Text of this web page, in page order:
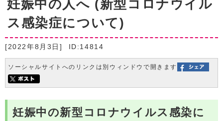
妊娠中の人へ (新型コロナウイル
ス感染症について)
[2022年8月3日] ID:14814
ソーシャルサイトへのリンクは別ウィンドウで開きます
妊娠中の新型コロナウイルス感染に